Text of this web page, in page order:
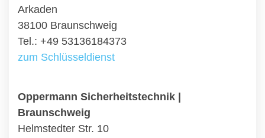
Arkaden
38100 Braunschweig
Tel.: +49 53136184373
zum Schlüsseldienst
Oppermann Sicherheitstechnik |
Braunschweig
Helmstedter Str. 10